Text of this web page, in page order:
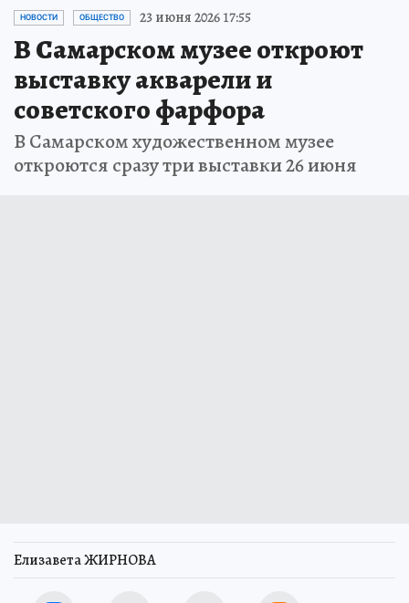
НОВОСТИ ОБЩЕСТВО 23 июня 2026 17:55
В Самарском музее откроют
выставку акварели и
советского фарфора
В Самарском художественном музее
откроются сразу три выставки 26 июня
Елизавета ЖИРНОВА